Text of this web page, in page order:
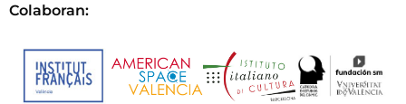
Colaboran: